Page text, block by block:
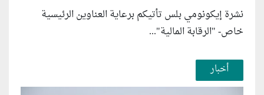
نشرة إيكونومي بلس تأتيكم برعاية العناوين الرئيسية
خاص- "الرقابة المالية"...
أخبار